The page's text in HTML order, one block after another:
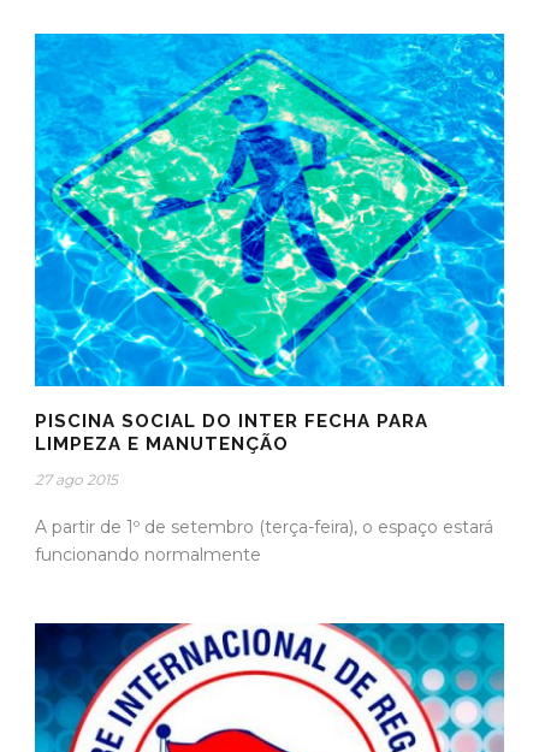
PISCINA SOCIAL DO INTER FECHA PARA
LIMPEZA E MANUTENÇÃO
27 ago 2015
A partir de 1º de setembro (terça-feira), o espaço estará
funcionando normalmente